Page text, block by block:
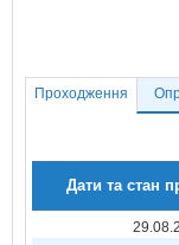
Проходження
Дати та стан